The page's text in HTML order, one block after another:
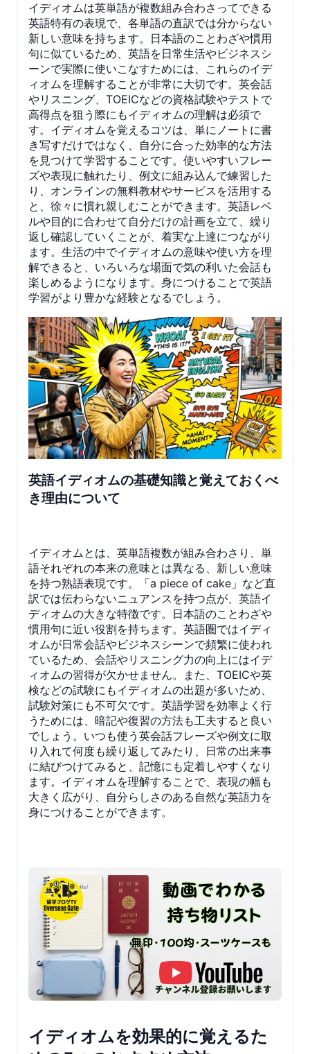
イディオムは英単語が複数組み合わさってできる
英語特有の表現で、各単語の直訳では分からない
新しい意味を持ちます。日本語のことわざや慣用
句に似ているため、英語を日常生活やビジネスシ
ーンで実際に使いこなすためには、これらのイデ
ィオムを理解することが非常に大切です。英会話
やリスニング、TOEICなどの資格試験やテストで
高得点を狙う際にもイディオムの理解は必須で
す。イディオムを覚えるコツは、単にノートに書
き写すだけではなく、自分に合った効率的な方法
を見つけて学習することです。使いやすいフレー
ズや表現に触れたり、例文に組み込んで練習した
り、オンラインの無料教材やサービスを活用する
と、徐々に慣れ親しむことができます。英語レベ
ルや目的に合わせて自分だけの計画を立て、繰り
返し確認していくことが、着実な上達につながり
ます。生活の中でイディオムの意味や使い方を理
解できると、いろいろな場面で気の利いた会話も
楽しめるようになります。身につけることで英語
学習がより豊かな経験となるでしょう。
英語イディオムの基礎知識と覚えておくべ
き理由について
イディオムとは、英単語複数が組み合わさり、単
語それぞれの本来の意味とは異なる、新しい意味
を持つ熟語表現です。「a piece of cake」など直
訳では伝わらないニュアンスを持つ点が、英語イ
ディオムの大きな特徴です。日本語のことわざや
慣用句に近い役割を持ちます。英語圏ではイディ
オムが日常会話やビジネスシーンで頻繁に使われ
ているため、会話やリスニング力の向上にはイデ
ィオムの習得が欠かせません。また、TOEICや英
検などの試験にもイディオムの出題が多いため、
試験対策にも不可欠です。英語学習を効率よく行
うためには、暗記や復習の方法も工夫すると良い
でしょう。いつも使う英会話フレーズや例文に取
り入れて何度も繰り返してみたり、日常の出来事
に結びつけてみると、記憶にも定着しやすくなり
ます。イディオムを理解することで、表現の幅も
大きく広がり、自分らしさのある自然な英語力を
身につけることができます。
イディオムを効果的に覚えるた